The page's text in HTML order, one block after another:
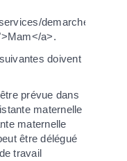
demarches-
a>.
doivent
prévue dans
maternelle
maternelle
être délégué
travail